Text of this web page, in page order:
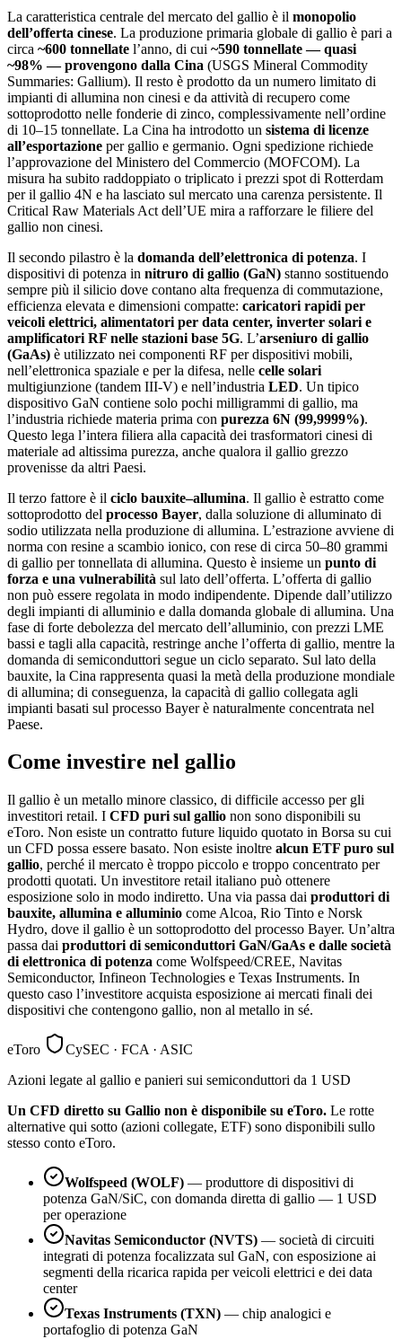
La caratteristica centrale del mercato del gallio è il monopolio
dell’offerta cinese. La produzione primaria globale di gallio è pari a
circa ~600 tonnellate l’anno, di cui ~590 tonnellate — quasi
~98% — provengono dalla Cina (USGS Mineral Commodity
Summaries: Gallium). Il resto è prodotto da un numero limitato di
impianti di allumina non cinesi e da attività di recupero come
sottoprodotto nelle fonderie di zinco, complessivamente nell’ordine
di 10–15 tonnellate. La Cina ha introdotto un sistema di licenze
all’esportazione per gallio e germanio. Ogni spedizione richiede
l’approvazione del Ministero del Commercio (MOFCOM). La
misura ha subito raddoppiato o triplicato i prezzi spot di Rotterdam
per il gallio 4N e ha lasciato sul mercato una carenza persistente. Il
Critical Raw Materials Act dell’UE mira a rafforzare le filiere del
gallio non cinesi.
Il secondo pilastro è la domanda dell’elettronica di potenza. I
dispositivi di potenza in nitruro di gallio (GaN) stanno sostituendo
sempre più il silicio dove contano alta frequenza di commutazione,
efficienza elevata e dimensioni compatte: caricatori rapidi per
veicoli elettrici, alimentatori per data center, inverter solari e
amplificatori RF nelle stazioni base 5G. L’arseniuro di gallio
(GaAs) è utilizzato nei componenti RF per dispositivi mobili,
nell’elettronica spaziale e per la difesa, nelle celle solari
multigiunzione (tandem III-V) e nell’industria LED. Un tipico
dispositivo GaN contiene solo pochi milligrammi di gallio, ma
l’industria richiede materia prima con purezza 6N (99,9999%).
Questo lega l’intera filiera alla capacità dei trasformatori cinesi di
materiale ad altissima purezza, anche qualora il gallio grezzo
provenisse da altri Paesi.
Il terzo fattore è il ciclo bauxite–allumina. Il gallio è estratto come
sottoprodotto del processo Bayer, dalla soluzione di alluminato di
sodio utilizzata nella produzione di allumina. L’estrazione avviene di
norma con resine a scambio ionico, con rese di circa 50–80 grammi
di gallio per tonnellata di allumina. Questo è insieme un punto di
forza e una vulnerabilità sul lato dell’offerta. L’offerta di gallio
non può essere regolata in modo indipendente. Dipende dall’utilizzo
degli impianti di alluminio e dalla domanda globale di allumina. Una
fase di forte debolezza del mercato dell’alluminio, con prezzi LME
bassi e tagli alla capacità, restringe anche l’offerta di gallio, mentre la
domanda di semiconduttori segue un ciclo separato. Sul lato della
bauxite, la Cina rappresenta quasi la metà della produzione mondiale
di allumina; di conseguenza, la capacità di gallio collegata agli
impianti basati sul processo Bayer è naturalmente concentrata nel
Paese.
Come investire nel gallio
Il gallio è un metallo minore classico, di difficile accesso per gli
investitori retail. I CFD puri sul gallio non sono disponibili su
eToro. Non esiste un contratto future liquido quotato in Borsa su cui
un CFD possa essere basato. Non esiste inoltre alcun ETF puro sul
gallio, perché il mercato è troppo piccolo e troppo concentrato per
prodotti quotati. Un investitore retail italiano può ottenere
esposizione solo in modo indiretto. Una via passa dai produttori di
bauxite, allumina e alluminio come Alcoa, Rio Tinto e Norsk
Hydro, dove il gallio è un sottoprodotto del processo Bayer. Un’altra
passa dai produttori di semiconduttori GaN/GaAs e dalle società
di elettronica di potenza come Wolfspeed/CREE, Navitas
Semiconductor, Infineon Technologies e Texas Instruments. In
questo caso l’investitore acquista esposizione ai mercati finali dei
dispositivi che contengono gallio, non al metallo in sé.
eToro
CySEC · FCA · ASIC
Azioni legate al gallio e panieri sui semiconduttori da 1 USD
Un CFD diretto su Gallio non è disponibile su eToro. Le rotte
alternative qui sotto (azioni collegate, ETF) sono disponibili sullo
stesso conto eToro.
Wolfspeed (WOLF) — produttore di dispositivi di
potenza GaN/SiC, con domanda diretta di gallio — 1 USD
per operazione
Navitas Semiconductor (NVTS) — società di circuiti
integrati di potenza focalizzata sul GaN, con esposizione ai
segmenti della ricarica rapida per veicoli elettrici e dei data
center
Texas Instruments (TXN) — chip analogici e
portafoglio di potenza GaN